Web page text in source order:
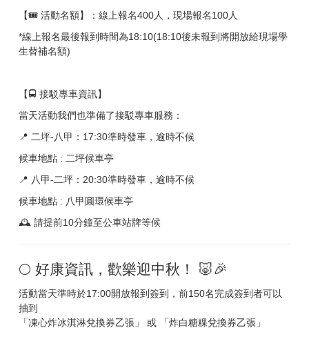
【🎟 活動名額】：線上報名400人，現場報名100人
*線上報名最後報到時間為18:10(18:10後未報到將開放給現場學
生替補名額)
【🚍 接駁專車資訊】
當天活動我們也準備了接駁專車服務：
📍 二坪-八甲：17:30準時發車，逾時不候
候車地點 : 二坪候車亭
📍 八甲-二坪：20:30準時發車，逾時不候
候車地點 : 八甲圓環候車亭
🕰 請提前10分鐘至公車站牌等候
🌕 好康資訊，歡樂迎中秋！ 🐷🎉
活動當天準時於17:00開放報到簽到，前150名完成簽到者可以
抽到
「凍心炸冰淇淋兌換券乙張」 或 「炸白糖粿兌換券乙張」